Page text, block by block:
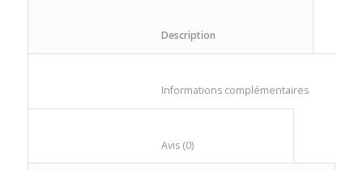
Informations
						Avis (0)